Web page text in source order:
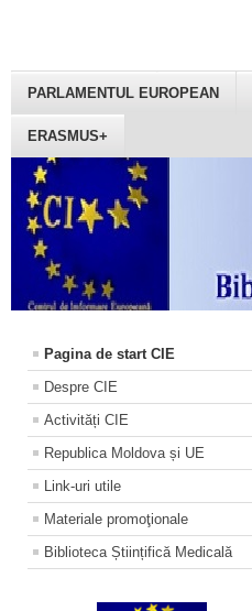
PARLAMENTUL EUROPEAN
ERASMUS+
Pagina de start CIE
Despre CIE
Activități CIE
Republica Moldova și UE
Link-uri utile
Materiale promoţionale
Biblioteca Științifică Medicală